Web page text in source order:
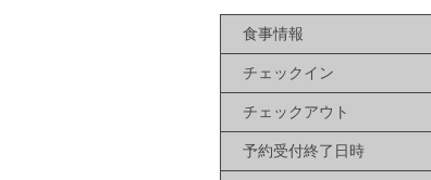
食事情報
チェックイン
チェックアウト
予約受付終了日時